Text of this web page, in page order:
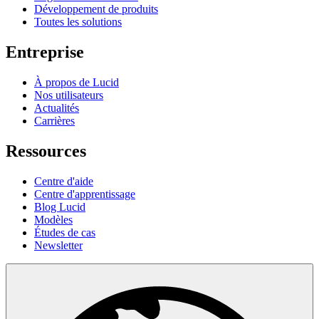
Développement de produits
Toutes les solutions
Entreprise
À propos de Lucid
Nos utilisateurs
Actualités
Carrières
Ressources
Centre d'aide
Centre d'apprentissage
Blog Lucid
Modèles
Études de cas
Newsletter